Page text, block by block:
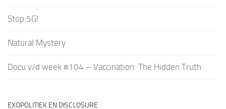
Stop 5G!
Natural Mystery
Docu v/d week #104 – Vaccination: The Hidden Truth
EXOPOLITIEK EN DISCLOSURE